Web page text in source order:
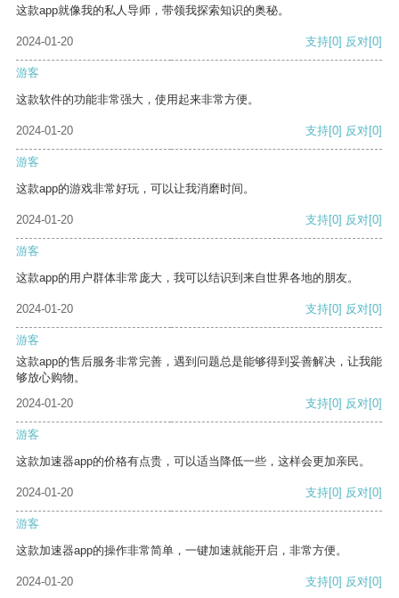
这款app就像我的私人导师，带领我探索知识的奥秘。
2024-01-20 支持[0] 反对[0]
游客
这款软件的功能非常强大，使用起来非常方便。
2024-01-20 支持[0] 反对[0]
游客
这款app的游戏非常好玩，可以让我消磨时间。
2024-01-20 支持[0] 反对[0]
游客
这款app的用户群体非常庞大，我可以结识到来自世界各地的朋友。
2024-01-20 支持[0] 反对[0]
游客
这款app的售后服务非常完善，遇到问题总是能够得到妥善解决，让我能
够放心购物。
2024-01-20
支持[0] 反对[0]
游客
这款加速器app的价格有点贵，可以适当降低一些，这样会更加亲民。
2024-01-20 支持[0] 反对[0]
游客
这款加速器app的操作非常简单，一键加速就能开启，非常方便。
2024-01-20 支持[0] 反对[0]